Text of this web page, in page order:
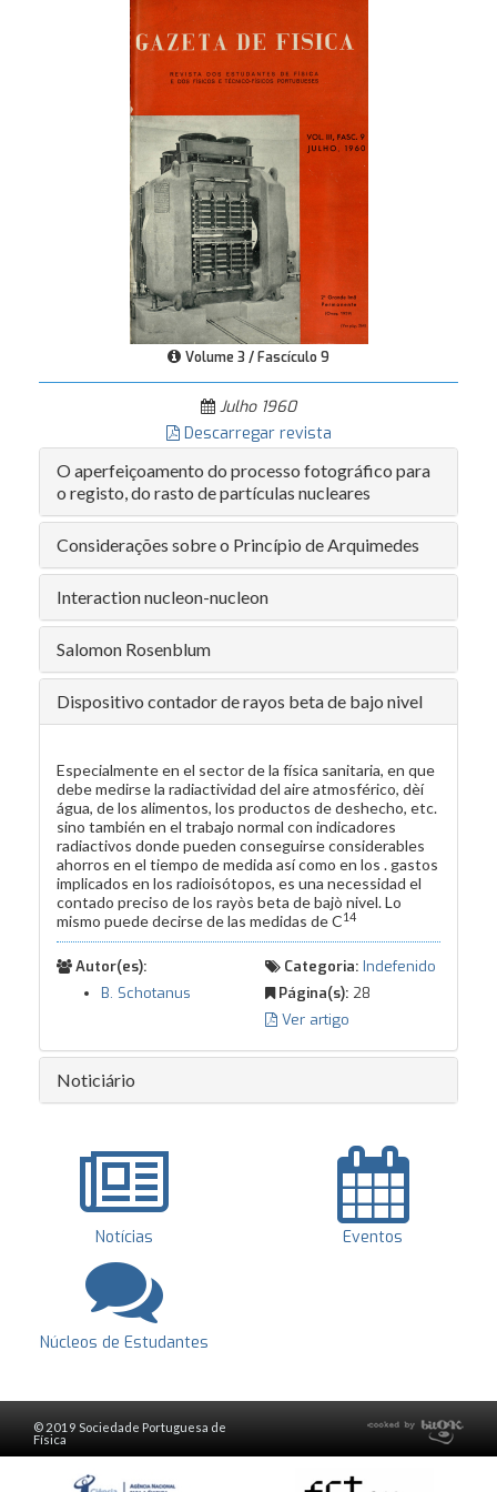
Volume 3 / Fascículo 9
Julho 1960
Descarregar revista
O aperfeiçoamento do processo fotográfico para
o registo, do rasto de partículas nucleares
Considerações sobre o Princípio de Arquimedes
Interaction nucleon-nucleon
Salomon Rosenblum
Dispositivo contador de rayos beta de bajo nivel
Especialmente en el sector de la física sanitaria, en que
debe medirse la radiactividad del aire atmosférico, dèí
água, de los alimentos, los productos de deshecho, etc.
sino también en el trabajo normal con indicadores
radiactivos donde pueden conseguirse considerables
ahorros en el tiempo de medida así como en los . gastos
implicados en los radioisótopos, es una necessidad el
contado preciso de los rayòs beta de bajò nivel. Lo
mismo puede decirse de las medidas de C14
Autor(es):
B. Schotanus
Categoria: Indefenido
Página(s): 28
Ver artigo
Noticiário
Notícias Eventos
Núcleos de Estudantes
© 2019 Sociedade Portuguesa de
Física